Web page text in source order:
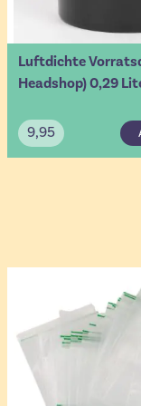
Luftdichte
Headshop) 0,29
9,95